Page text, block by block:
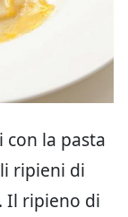
la pasta
ripieni di
Il ripieno di